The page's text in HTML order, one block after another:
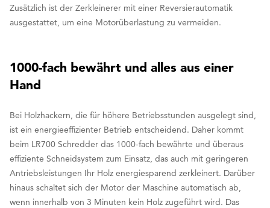
Zusätzlich ist der Zerkleinerer mit einer Reversierautomatik
ausgestattet, um eine Motorüberlastung zu vermeiden.
1000-fach bewährt und alles aus einer
Hand
Bei Holzhackern, die für höhere Betriebsstunden ausgelegt sind,
ist ein energieeffizienter Betrieb entscheidend. Daher kommt
beim LR700 Schredder das 1000-fach bewährte und überaus
effiziente Schneidsystem zum Einsatz, das auch mit geringeren
Antriebsleistungen Ihr Holz energiesparend zerkleinert. Darüber
hinaus schaltet sich der Motor der Maschine automatisch ab,
wenn innerhalb von 3 Minuten kein Holz zugeführt wird. Das